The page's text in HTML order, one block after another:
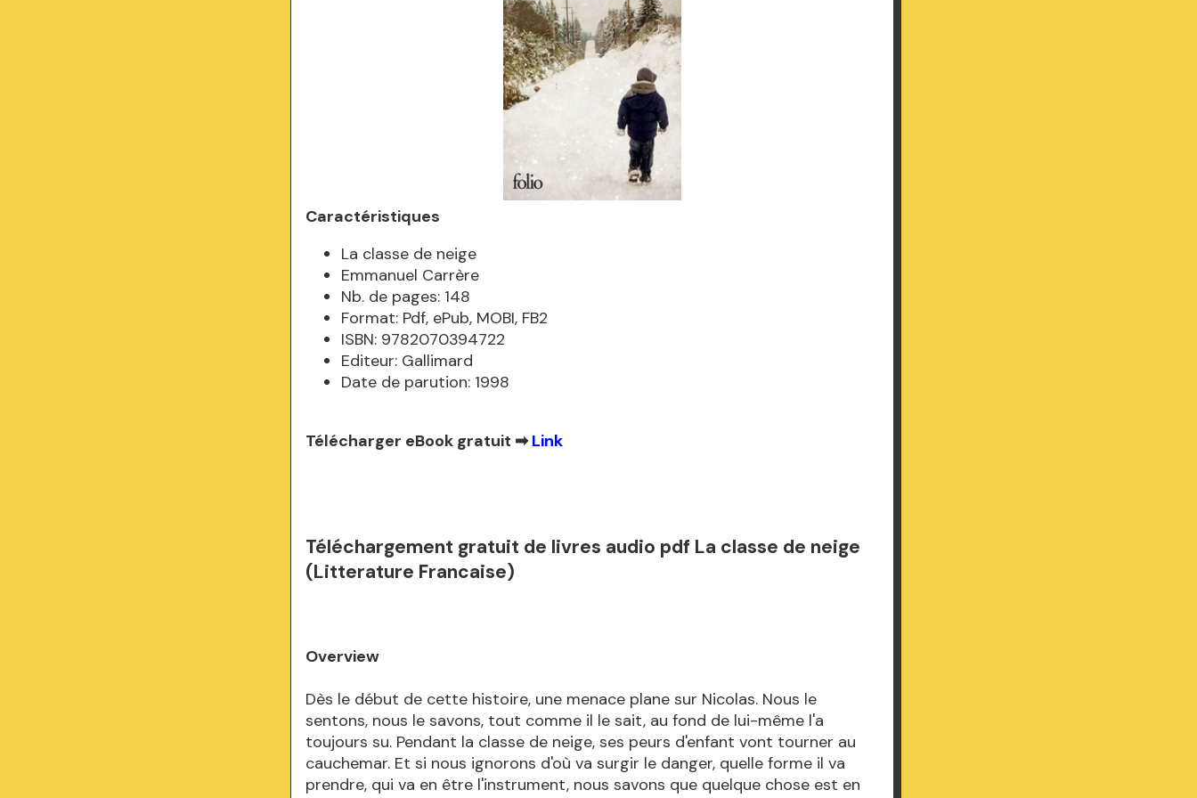
Caractéristiques
La classe de neige
Emmanuel Carrère
Nb. de pages: 148
Format: Pdf, ePub, MOBI, FB2
ISBN: 9782070394722
Editeur: Gallimard
Date de parution: 1998
Télécharger eBook gratuit ➡Link
Téléchargement gratuit de livres audio pdf La classe de neige
(Litterature Francaise)
Overview
Dès le début de cette histoire, une menace plane sur Nicolas. Nous le
sentons, nous le savons, tout comme il le sait, au fond de lui-même l'a
toujours su. Pendant la classe de neige, ses peurs d'enfant vont tourner au
cauchemar. Et si nous ignorons d'où va surgir le danger, quelle forme il va
prendre, qui va en être l'instrument, nous savons que quelque chose est en